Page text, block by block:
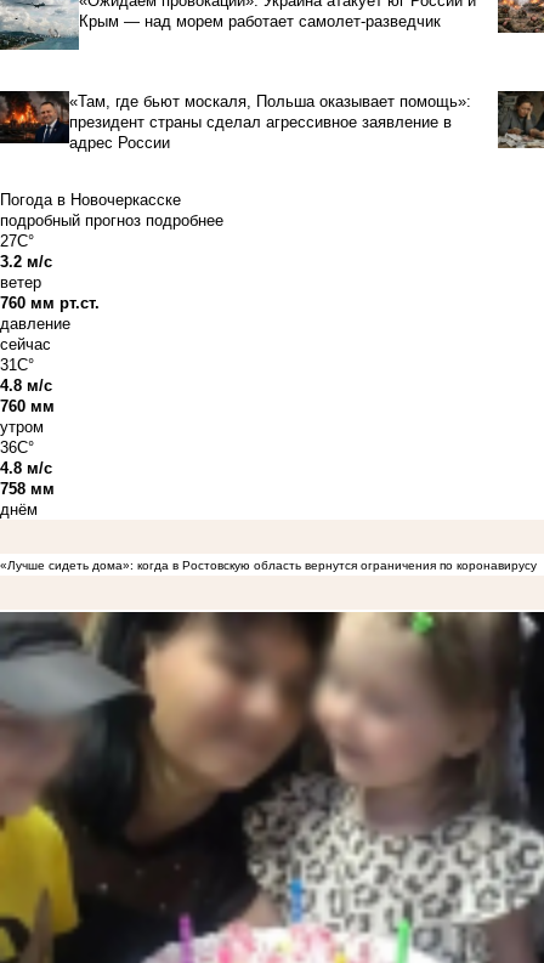
Крым — над морем работает самолет-разведчик
«Там, где бьют москаля, Польша оказывает помощь»:
президент страны сделал агрессивное заявление в
адрес России
Погода в Новочеркасске
подробный прогноз подробнее
27C°
3.2 м/с
ветер
760 мм рт.ст.
давление
сейчас
31C°
4.8 м/с
760 мм
утром
36C°
4.8 м/с
758 мм
днём
«Лучше сидеть дома»: когда в Ростовскую область вернутся ограничения по коронавирусу